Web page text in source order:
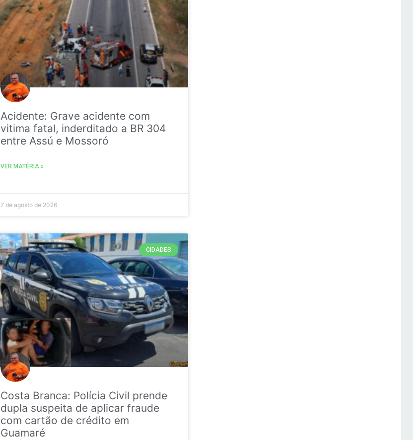
Acidente: Grave acidente com
vitima fatal, inderditado a BR 304
entre Assú e Mossoró
VER MATÉRIA »
7 de agosto de 2026
CIDADES
Costa Branca: Polícia Civil prende
dupla suspeita de aplicar fraude
com cartão de crédito em
Guamaré